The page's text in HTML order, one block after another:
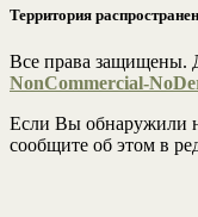
Территория
Все права защищены.
NonCommercial-
Если Вы обнаружили
сообщите об этом в